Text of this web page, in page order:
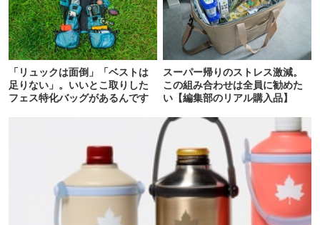
「リュックは面倒」「ベストは
足りない」。いいとこ取りした
フェス特化バッグがあるんです
スーパー帰りのストレス激減。
この組み合わせは全員に勧めた
い【編集部のリアル購入品】